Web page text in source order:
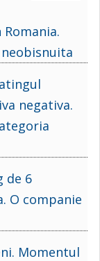
negativa.
de 6
O companie
Momentul